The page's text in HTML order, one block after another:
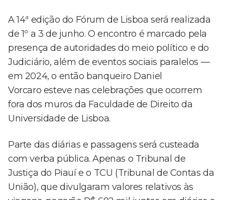
A 14ª edição do Fórum de Lisboa será realizada
de 1º a 3 de junho. O encontro é marcado pela
presença de autoridades do meio político e do
Judiciário, além de eventos sociais paralelos —
em 2024, o então banqueiro Daniel
Vorcaro esteve nas celebrações que ocorrem
fora dos muros da Faculdade de Direito da
Universidade de Lisboa.
Parte das diárias e passagens será custeada
com verba pública. Apenas o Tribunal de
Justiça do Piauí e o TCU (Tribunal de Contas da
União), que divulgaram valores relativos às